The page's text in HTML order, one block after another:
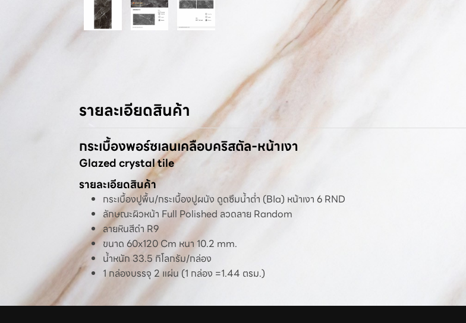
รายละเอียดสินค้า
กระเบื้องพอร์ซเลนเคลือบคริสตัล-หน้าเงา
Glazed crystal tile
รายละเอียดสินค้า
กระเบื้องปูพื้น/กระเบื้องปูผนัง ดูดซึมน้ำต่ำ (BIa) หน้าเงา 6 RND
ลักษณะผิวหน้า Full Polished ลวดลาย Random
ลายหินสีดำ R9
ขนาด 60x120 Cm หนา 10.2 mm.
น้ำหนัก 33.5 กิโลกรัม/กล่อง
1 กล่องบรรจุ 2 แผ่น (1 กล่อง =1.44 ตรม.)